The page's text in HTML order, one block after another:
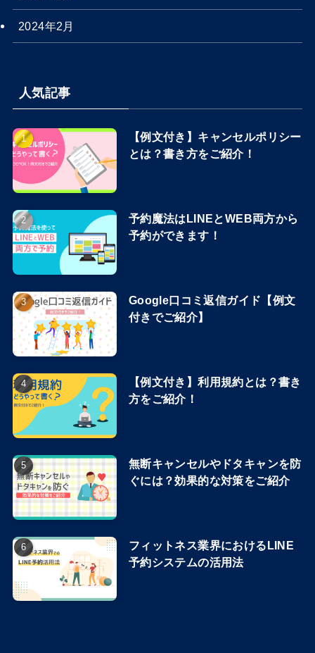
2024年2月
人気記事
【例文付き】キャンセルポリシー
とは？書き方をご紹介！
予約魔法はLINEとWEB両方から
予約ができます！
Google口コミ返信ガイド【例文
付きでご紹介】
【例文付き】利用規約とは？書き
方をご紹介！
無断キャンセルやドタキャンを防
ぐには？効果的な対策をご紹介
フィットネス業界におけるLINE
予約システムの活用法